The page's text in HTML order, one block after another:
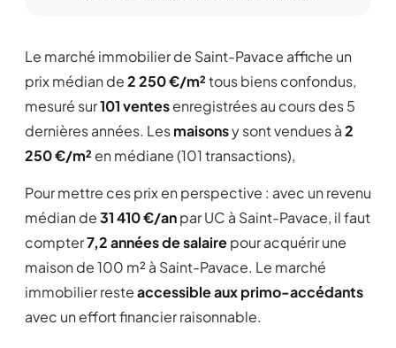
Le marché immobilier de Saint-Pavace affiche un
prix médian de2 250 €/m²tous biens confondus,
mesuré sur101 ventesenregistrées au cours des 5
dernières années. Lesmaisonsy sont vendues à2
250 €/m² en médiane (101 transactions),
Pour mettre ces prix en perspective : avec un revenu
médian de31 410 €/anpar UC à Saint-Pavace, il faut
compter7,2 années de salairepour acquérir une
maison de 100 m² à Saint-Pavace. Le marché
immobilier resteaccessible aux primo-accédants
avec un effort financier raisonnable.